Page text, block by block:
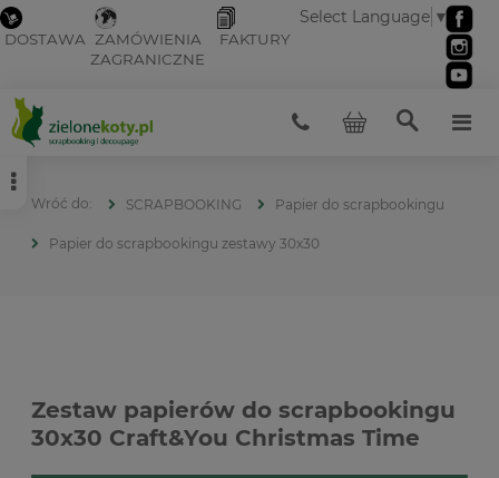
DOSTAWA ZAMÓWIENIA
ZAGRANICZNE
FAKTURY
Select Language ▼
SCRAPBOOKING Papier do scrapbookingu
Papier do scrapbookingu zestawy 30x30
Zestaw papierów do scrapbookingu
30x30 Craft&You Christmas Time